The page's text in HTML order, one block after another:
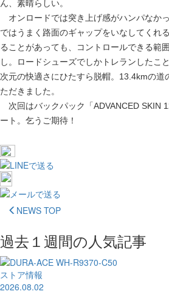
ん、素晴らしい。
オンロードでは突き上げ感がハンパなか
ではうまく路面のギャップをいなしてくれ
ることがあっても、コントロールできる範
し。ロードシューズでしかトレランしたこ
次元の快適さにひたすら脱帽。13.4kmの道
ただきました。
次回はバックパック「ADVANCED SKIN
ート。乞うご期待！
NEWS TOP
過去１週間の人気記事
ストア情報
2026.08.02